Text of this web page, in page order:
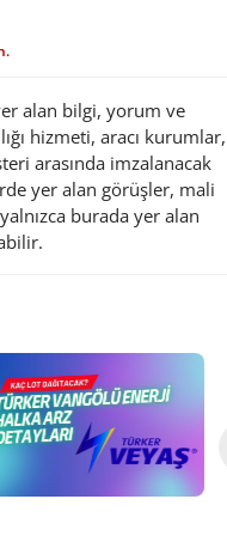
alan bilgi, yorum ve
hizmeti, aracı kurumlar,
arasında imzalanacak
yer alan görüşler, mali
burada yer alan